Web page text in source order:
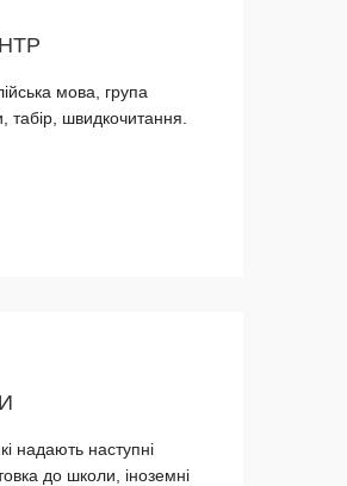
мова, група
швидкочитання.
надають наступні
до школи, іноземні